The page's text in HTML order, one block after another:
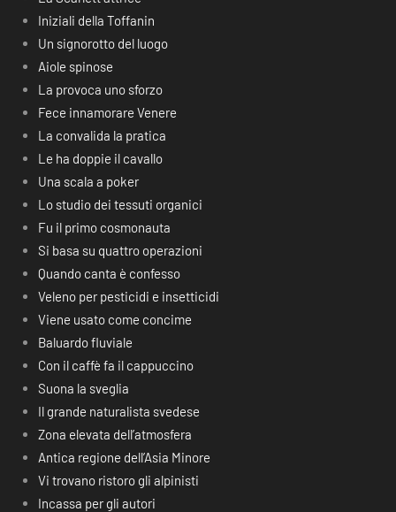
Iniziali della Toffanin
Un signorotto del luogo
Aiole spinose
La provoca uno sforzo
Fece innamorare Venere
La convalida la pratica
Le ha doppie il cavallo
Una scala a poker
Lo studio dei tessuti organici
Fu il primo cosmonauta
Si basa su quattro operazioni
Quando canta è confesso
Veleno per pesticidi e insetticidi
Viene usato come concime
Baluardo fluviale
Con il caffè fa il cappuccino
Suona la sveglia
Il grande naturalista svedese
Zona elevata dell’atmosfera
Antica regione dell’Asia Minore
Vi trovano ristoro gli alpinisti
Incassa per gli autori